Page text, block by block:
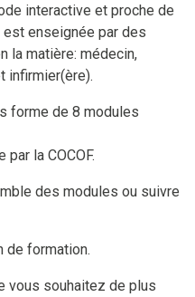
interactive et proche de
enseignée par des
la matière: médecin,
infirmier(ère).
forme de 8 modules
la COCOF.
des modules ou suivre
de formation.
vous souhaitez de plus